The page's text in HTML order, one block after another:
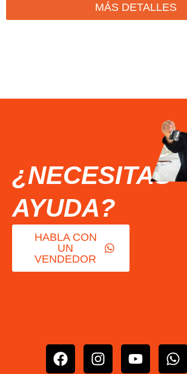
MÁS DETALLES
¿NECESITAS
AYUDA?
HABLA CON
UN
VENDEDOR
F
a
I
n
Y
o
W
h